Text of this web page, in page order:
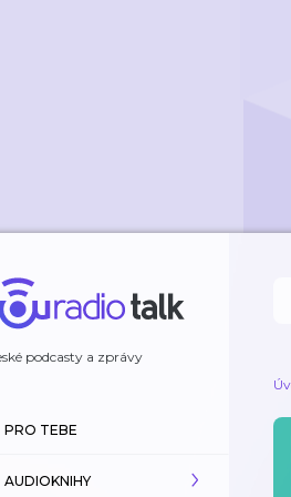
podcasty a zprávy
PRO TEBE
AUDIOKNIHY